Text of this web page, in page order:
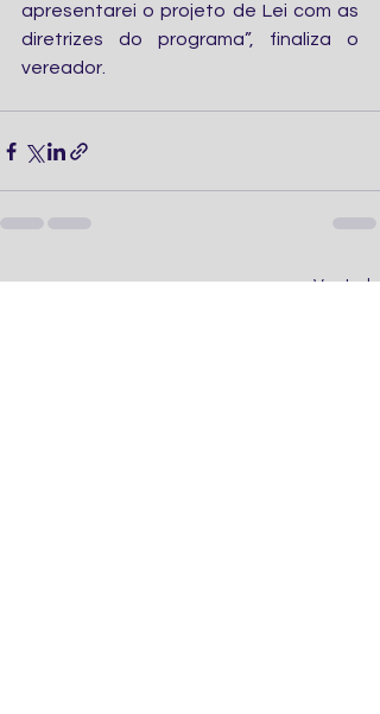
apresentarei o projeto de Lei com as
diretrizes do programa”, finaliza o
vereador.
Ver tudo